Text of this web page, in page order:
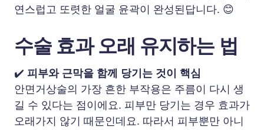
연스럽고 또렷한 얼굴 윤곽이 완성된답니다. 😊
수술 효과 오래 유지하는 법
✔️ 피부와 근막을 함께 당기는 것이 핵심
안면거상술의 가장 흔한 부작용은 주름이 다시 생
길 수 있다는 점이에요. 피부만 당기는 경우 효과가
오래가지 않기 때문인데요. 따라서 피부뿐만 아니